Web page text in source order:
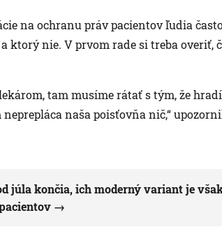
na ochranu práv pacientov ľudia
ktorý nie. V prvom rade si treba overiť,
tam musíme rátať s tým, že
naša poisťovňa nič,“
júla končia, ich moderný variant je